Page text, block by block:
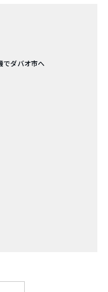
でダバオ市へ